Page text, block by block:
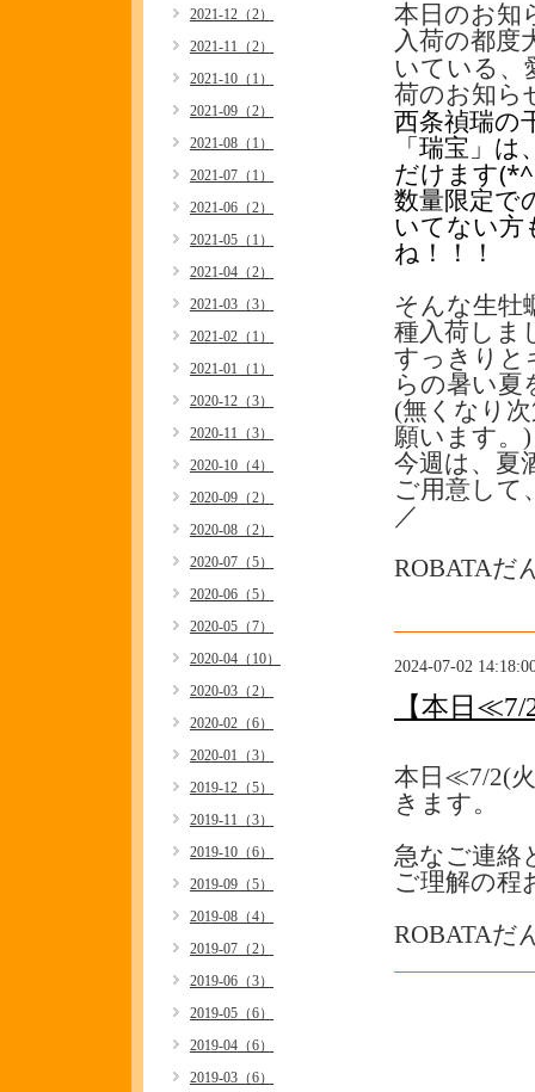
本日のお知
入荷の都度
いている、
荷のお知ら
西条禎瑞の
「瑞宝」
だけます
数量限定で
いてない方
ね！！！
そんな生牡
種入荷しま
すっきりと
らの暑い夏
(無くなり
願います。)
今週は、夏
ご用意して
／
ROBATA
2024-07-02
【本日
本日≪7/2(
きます。
急なご連絡
ご理解の程
ROBATA
2021-12（2）
2021-11（2）
2021-10（1）
2021-09（2）
2021-08（1）
2021-07（1）
2021-06（2）
2021-05（1）
2021-04（2）
2021-03（3）
2021-02（1）
2021-01（1）
2020-12（3）
2020-11（3）
2020-10（4）
2020-09（2）
2020-08（2）
2020-07（5）
2020-06（5）
2020-05（7）
2020-04（10）
2020-03（2）
2020-02（6）
2020-01（3）
2019-12（5）
2019-11（3）
2019-10（6）
2019-09（5）
2019-08（4）
2019-07（2）
2019-06（3）
2019-05（6）
2019-04（6）
2019-03（6）